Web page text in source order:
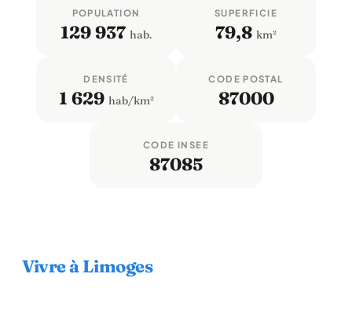
POPULATION
129 937 hab.
SUPERFICIE
79,8 km²
DENSITÉ
1 629 hab/km²
CODE POSTAL
87000
CODE INSEE
87085
Vivre à Limoges